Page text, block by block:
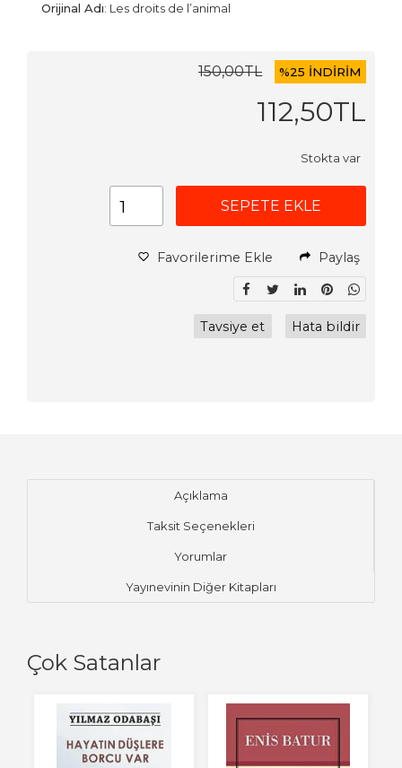
Orijinal Adı: Les droits de l’animal
150,00TL %25 İNDİRİM
112,50TL
Stokta var
SEPETE EKLE
Favorilerime Ekle Paylaş
Tavsiye et Hata bildir
Açıklama
Taksit Seçenekleri
Yorumlar
Yayınevinin Diğer Kitapları
Çok Satanlar